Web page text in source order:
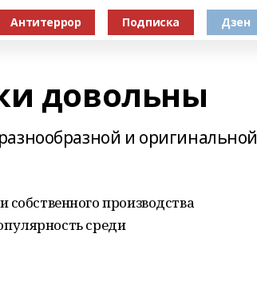
Антитеррор Подписка Дзен
довольны
и оригинальной
производства
среди